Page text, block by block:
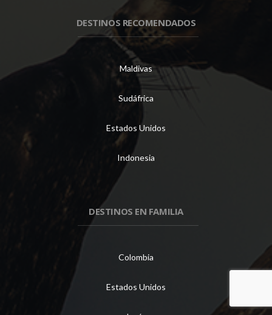
DESTINOS RECOMENDADOS
Maldivas
Sudáfrica
Estados Unidos
Indonesia
DESTINOS EN FAMILIA
Colombia
Estados Unidos